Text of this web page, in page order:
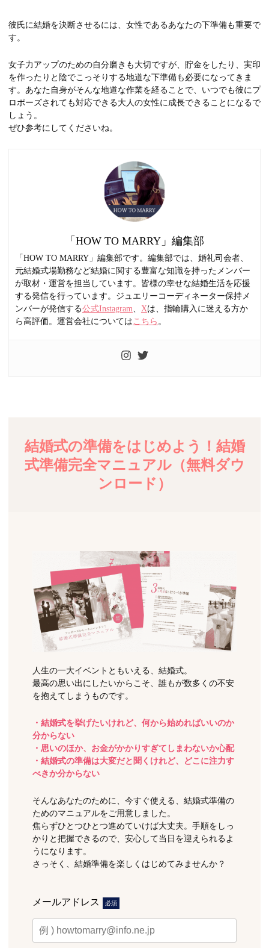
彼氏に結婚を決断させるには、女性であるあなたの下準備も重要で
す。
女子力アップのための自分磨きも大切ですが、貯金をしたり、実印
を作ったりと陰でこっそりする地道な下準備も必要になってきま
す。あなた自身がそんな地道な作業を経ることで、いつでも彼にプ
ロポーズされても対応できる大人の女性に成長できることになるで
しょう。
ぜひ参考にしてくださいね。
「HOW TO MARRY」編集部
「HOW TO MARRY」編集部です。編集部では、婚礼司会者、
元結婚式場勤務など結婚に関する豊富な知識を持ったメンバー
が取材・運営を担当しています。皆様の幸せな結婚生活を応援
する発信を行っています。ジュエリーコーディネーター保持メ
ンバーが発信する公式Instagram、 Xは、指輪購入に迷える方か
ら高評価。運営会社については こちら 。
結婚式の準備をはじめよう！結婚
式準備完全マニュアル（無料ダウ
ンロード）
人生の一大イベントともいえる、結婚式。
最高の思い出にしたいからこそ、誰もが数多くの不安
を抱えてしまうものです。
・結婚式を挙げたいけれど、何から始めればいいのか
分からない
・思いのほか、お金がかかりすぎてしまわないか心配
・結婚式の準備は大変だと聞くけれど、どこに注力す
べきか分からない
そんなあなたのために、今すぐ使える、結婚式準備の
ためのマニュアルをご用意しました。
焦らずひとつひとつ進めていけば大丈夫。手順をしっ
かりと把握できるので、安心して当日を迎えられるよ
うになります。
さっそく、結婚準備を楽しくはじめてみませんか？
メールアドレス 必須